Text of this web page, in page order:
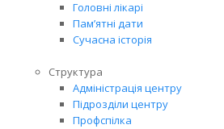
Головні лікарі
Пам’ятні дати
Сучасна історія
Структура
Адміністрація центру
Підрозділи центру
Профспілка